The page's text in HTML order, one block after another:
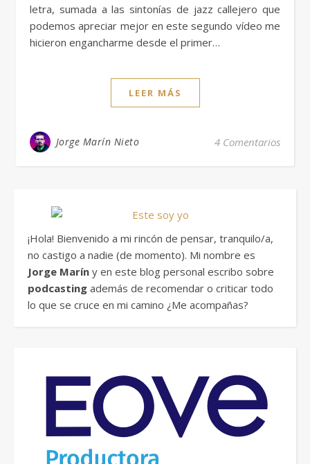
letra, sumada a las sintonías de jazz callejero que
podemos apreciar mejor en este segundo vídeo me
hicieron engancharme desde el primer…
LEER MÁS
Jorge Marín Nieto 4 Comentarios
¡Hola! Bienvenido a mi rincón de pensar, tranquilo/a,
no castigo a nadie (de momento). Mi nombre es
Jorge Marín y en este blog personal escribo sobre
podcasting además de recomendar o criticar todo
lo que se cruce en mi camino ¿Me acompañas?